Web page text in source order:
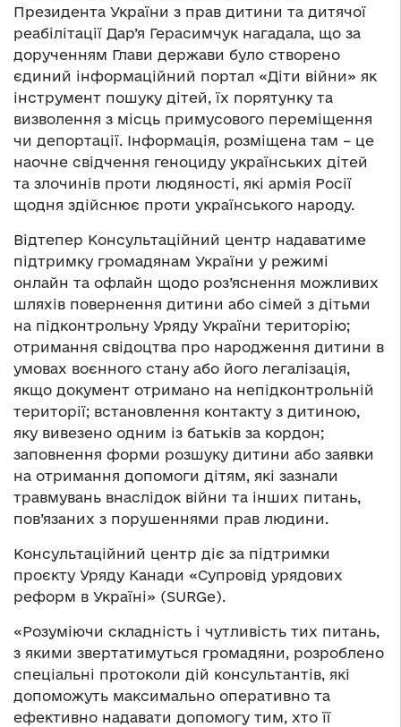
Президента України з прав дитини та дитячої
реабілітації Дар’я Герасимчук нагадала, що за
дорученням Глави держави було створено
єдиний інформаційний портал «Діти війни» як
інструмент пошуку дітей, їх порятунку та
визволення з місць примусового переміщення
чи депортації. Інформація, розміщена там – це
наочне свідчення геноциду українських дітей
та злочинів проти людяності, які армія Росії
щодня здійснює проти українського народу.
Відтепер Консультаційний центр надаватиме
підтримку громадянам України у режимі
онлайн та офлайн щодо роз’яснення можливих
шляхів повернення дитини або сімей з дітьми
на підконтрольну Уряду України територію;
отримання свідоцтва про народження дитини в
умовах воєнного стану або його легалізація,
якщо документ отримано на непідконтрольній
території; встановлення контакту з дитиною,
яку вивезено одним із батьків за кордон;
заповнення форми розшуку дитини або заявки
на отримання допомоги дітям, які зазнали
травмувань внаслідок війни та інших питань,
пов’язаних з порушеннями прав людини.
Консультаційний центр діє за підтримки
проєкту Уряду Канади «Супровід урядових
реформ в Україні» (SURGe).
«Розуміючи складність і чутливість тих питань,
з якими звертатимуться громадяни, розроблено
спеціальні протоколи дій консультантів, які
допоможуть максимально оперативно та
ефективно надавати допомогу тим, хто її